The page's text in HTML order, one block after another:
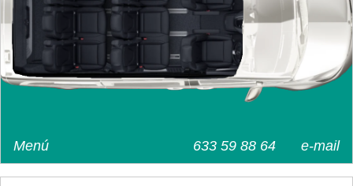
e-mail
633 59 88 64
Menú